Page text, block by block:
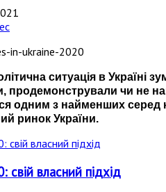
ситуація в Україні
продемонстрували чи не
одним з найменших серед
ринок України.
свій власний підхід